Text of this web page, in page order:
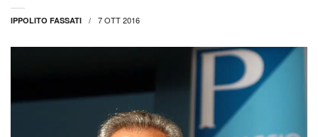
IPPOLITO FASSATI 7 OTT 2016